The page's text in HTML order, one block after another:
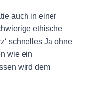
auch in einer
ethische
schnelles Ja ohne
wie ein
wird dem